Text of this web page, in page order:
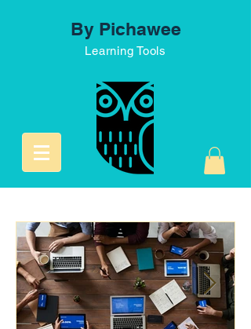
By Pichawee
Learning Tools